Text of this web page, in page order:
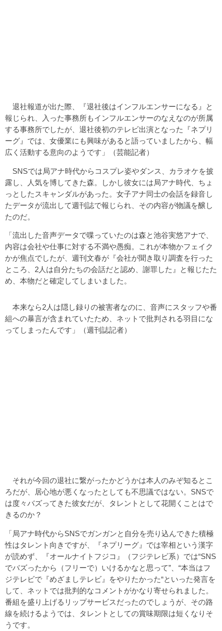
退社報道が出た際、『退社後はインフルエンサーになる』と
報じられ、入った事務所もインフルエンサーのなえなのが所属
する事務所でしたが、退社後初のテレビ出演となった『ネプリ
ーグ』では、女優業にも興味があると語っていましたから、幅
広く活動する意向のようです」（芸能記者）
SNSでは局アナ時代からコスプレ姿やダンス、カラオケを披
露し、人気を博してきた森。しかし彼女には局アナ時代、ちょ
っとしたスキャンダルがあった。女子アナ同士の会話を録音し
たデータが流出して週刊誌で報じられ、その内容が物議を醸し
たのだ。
「流出した音声データで喋っていたのは森と池谷実悠アナで、
内容は会社や仕事に対する不満や愚痴。これが本物かフェイク
かが焦点でしたが、週刊文春が『会社が聞き取り調査を行った
ところ、2人は自分たちの会話だと認め、謝罪した』と報じたた
め、本物だと確定してしまいました。
本来なら2人は隠し録りの被害者なのに、音声にスタッフや番
組への暴言が含まれていたため、ネットで批判される羽目にな
ってしまったんです」（週刊誌記者）
それが今回の退社に繋がったかどうかは本人のみぞ知るとこ
ろだが、居心地が悪くなったとしても不思議ではない。SNSで
は度々バズってきた彼女だが、タレントとして花開くことはで
きるのか？
「局アナ時代からSNSでガンガンと自分を売り込んできた積極
性はタレント向きですが、『ネプリーグ』では宰相という漢字
が読めず、『オールナイトフジコ』（フジテレビ系）では“SNS
でバズったから（フリーで）いけるかなと思って”、“本当はフ
ジテレビで『めざましテレビ』をやりたかった“といった発言を
して、ネットでは批判的なコメントがかなり寄せられました。
番組を盛り上げるリップサービスだったのでしょうが、その路
線を続けるようでは、タレントとしての賞味期限は短くなりそ
うです。